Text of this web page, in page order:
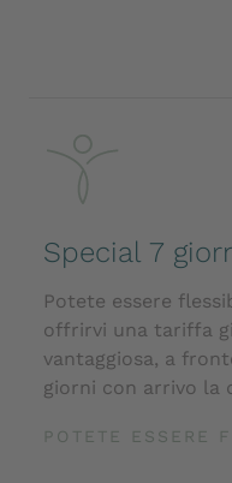
Special 7
Potete essere
offrirvi una tariffa
vantaggiosa, a
giorni con arrivo la
POTETE ESSERE